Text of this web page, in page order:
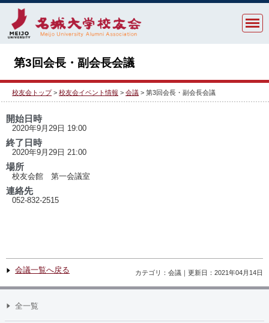
第3回会長・副会長会議
校友会トップ > 校友会イベント情報 > 会議 > 第3回会長・副会長会議
開始日時
2020年9月29日 19:00
終了日時
2020年9月29日 21:00
場所
校友会館 第一会議室
連絡先
052-832-2515
会議一覧へ戻る カテゴリ：会議｜更新日：2021年04月14日
全一覧